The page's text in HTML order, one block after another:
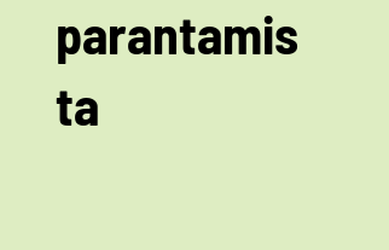
parantamis
ta